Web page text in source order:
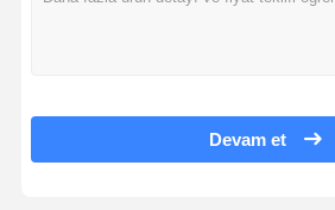
sos kağıt torbalar
Kağıt torba düz tutma
Devam et